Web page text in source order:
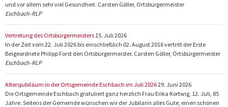
und vor allem sehr viel Gesundheit. Carsten Göller, Ortsbürgermeister
Eschbach-RLP
Vertretung des Ortsbürgermeisters 15. Juli 2026
In der Zeit vom 22. Juli 2026 bis einschließlich 02. August 2016 vertritt der Erste
Beigeordnete Philipp Forst den Ortsbürgermeister. Carsten Göller, Ortsbürgermeister
Eschbach-RLP
Altersjubiläum in der Ortsgemeinde Eschbach im Juli 202629. Juni 2026
Die Ortsgemeinde Eschbach gratuliert ganz herzlich Frau Erika Kortwig, 12. Juli, 85
Jahre. Seitens der Gemeinde wünschen wir der Jubilarin alles Gute, einen schönen